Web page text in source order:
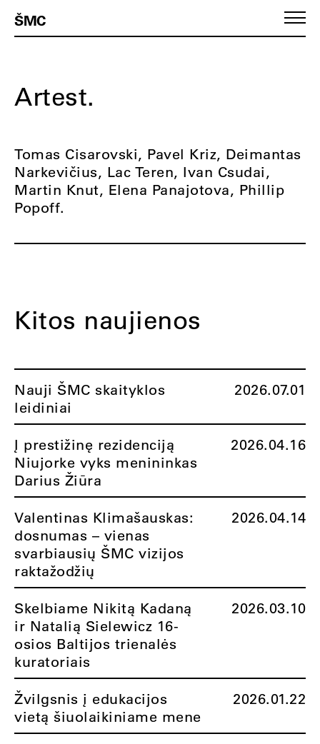
ŠMC
Artest.
Tomas Cisarovski, Pavel Kriz, Deimantas
Narkevičius, Lac Teren, Ivan Csudai,
Martin Knut, Elena Panajotova, Phillip
Popoff.
Kitos naujienos
Nauji ŠMC skaityklos
leidiniai
2026.07.01
Į prestižinę rezidenciją
Niujorke vyks menininkas
Darius Žiūra
2026.04.16
Valentinas Klimašauskas:
dosnumas – vienas
svarbiausių ŠMC vizijos
raktažodžių
2026.04.14
Skelbiame Nikitą Kadaną
ir Natalią Sielewicz 16-
osios Baltijos trienalės
kuratoriais
2026.03.10
Žvilgsnis į edukacijos
vietą šiuolaikiniame mene
2026.01.22